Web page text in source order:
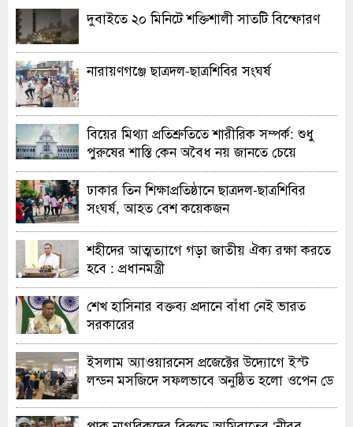
দুবাইতে ২০ মিনিটে শক্তিশালী সাতটি বিস্ফোরণ
নারায়ণগঞ্জে ছাত্রদল-ছাত্রশিবির সংঘর্ষ
বিয়ের মিথ্যা প্রতিশ্রুতিতে শারীরিক সম্পর্ক: শুধু
পুরুষের শাস্তি কেন অবৈধ নয় জানতে চেয়ে
হাইকোর্টের রুল
ঢাকার তিন শিক্ষাপ্রতিষ্ঠানে ছাত্রদল-ছাত্রশিবির
সংঘর্ষ, আহত বেশ কয়েকজন
শহীদের আত্মত্যাগে গড়া জাতীয় ঐক্য রক্ষা করতে
হবে : প্রধানমন্ত্রী
শেখ হাসিনার বক্তব্য প্রদানে বাঁধা নেই ভারত
সরকারের
ইসলাম অ্যাওয়ারনেস প্রজেক্টের উদ্যোগে ইস্ট
লন্ডন মসজিদে সফলভাবে অনুষ্ঠিত হলো ওপেন ডে